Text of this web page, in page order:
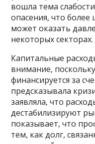
вошла тема
опасения, что
может оказать
некоторых секторах.
Капитальные
внимание,
финансируется за
предсказывала
заявляла, что
дестабилизируют
показывает, что
тем, как долг,